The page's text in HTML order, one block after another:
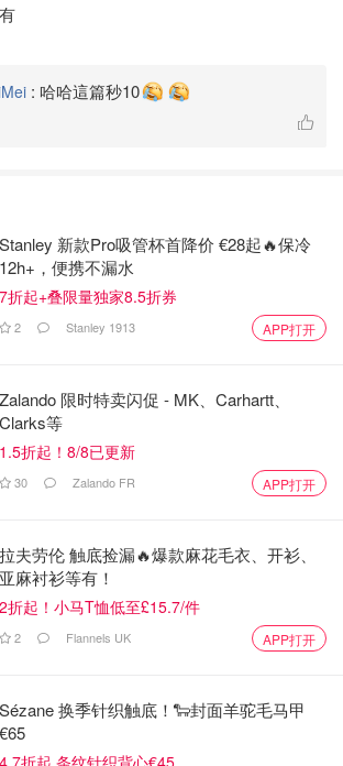
: 哈哈這篇秒10
Stanley 新款Pro吸管杯首降价 €28起🔥保冷
12h+，便携不漏水
7折起+叠限量独家8.5折券
2 Stanley 1913 APP打开
Zalando 限时特卖闪促 - MK、Carhartt、
Clarks等
1.5折起！8/8已更新
30 Zalando FR APP打开
拉夫劳伦 触底捡漏🔥爆款麻花毛衣、开衫、
亚麻衬衫等有！
2折起！小马T恤低至£15.7/件
2 Flannels UK APP打开
Sézane 换季针织触底！🐑封面羊驼毛马甲
€65